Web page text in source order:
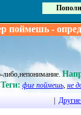
поймешь -
либо,непонимание.
Теги: фиг поймешь, не